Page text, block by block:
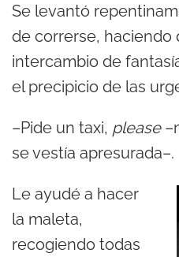
Se levantó
de correrse, haciendo
intercambio de
el precipicio de las
–Pide un taxi, please
se vestía apresurada–.
Le ayudé a hacer
la maleta,
recogiendo todas